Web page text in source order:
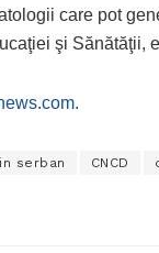
care pot
şi Sănătăţii,
serban CNCD